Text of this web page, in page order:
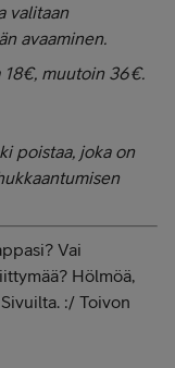
valitaan
avaaminen.
muutoin 36€.
poistaa, joka on
Vai
Hölmöä,
:/ Toivon